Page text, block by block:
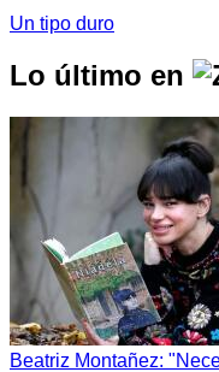
Un tipo duro
Lo último en
Beatriz Montañez: